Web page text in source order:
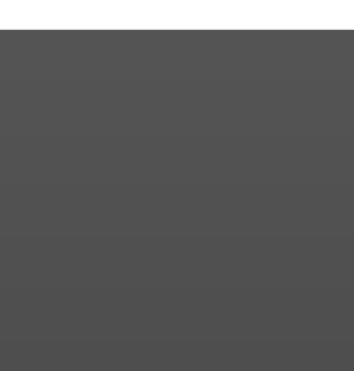
Росгвардии отработали
десантирования